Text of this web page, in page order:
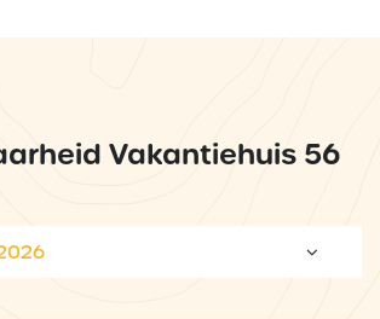
Vakantiehuis 56